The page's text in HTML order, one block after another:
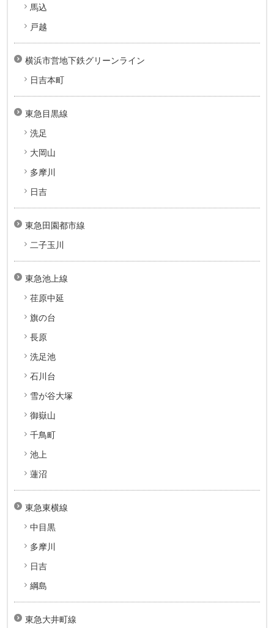
馬込
戸越
横浜市営地下鉄グリーンライン
日吉本町
東急目黒線
洗足
大岡山
多摩川
日吉
東急田園都市線
二子玉川
東急池上線
荏原中延
旗の台
長原
洗足池
石川台
雪が谷大塚
御嶽山
千鳥町
池上
蓮沼
東急東横線
中目黒
多摩川
日吉
綱島
東急大井町線